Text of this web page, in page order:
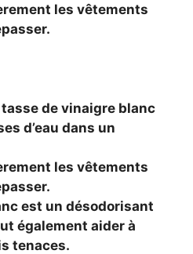
les vêtements
de vinaigre blanc
d’eau dans un
les vêtements
est un désodorisant
également aider à
tenaces.